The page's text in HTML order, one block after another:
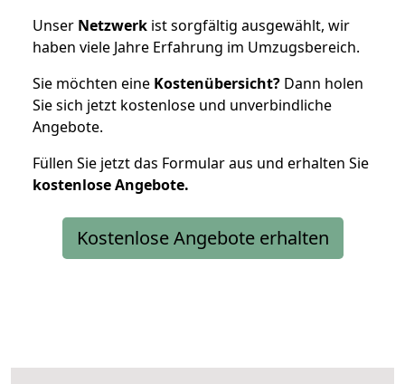
Unser Netzwerk ist sorgfältig ausgewählt, wir
haben viele Jahre Erfahrung im Umzugsbereich.
Sie möchten eine Kostenübersicht? Dann holen
Sie sich jetzt kostenlose und unverbindliche
Angebote.
Füllen Sie jetzt das Formular aus und erhalten Sie
kostenloseAngebote.
Kostenlose Angebote erhalten